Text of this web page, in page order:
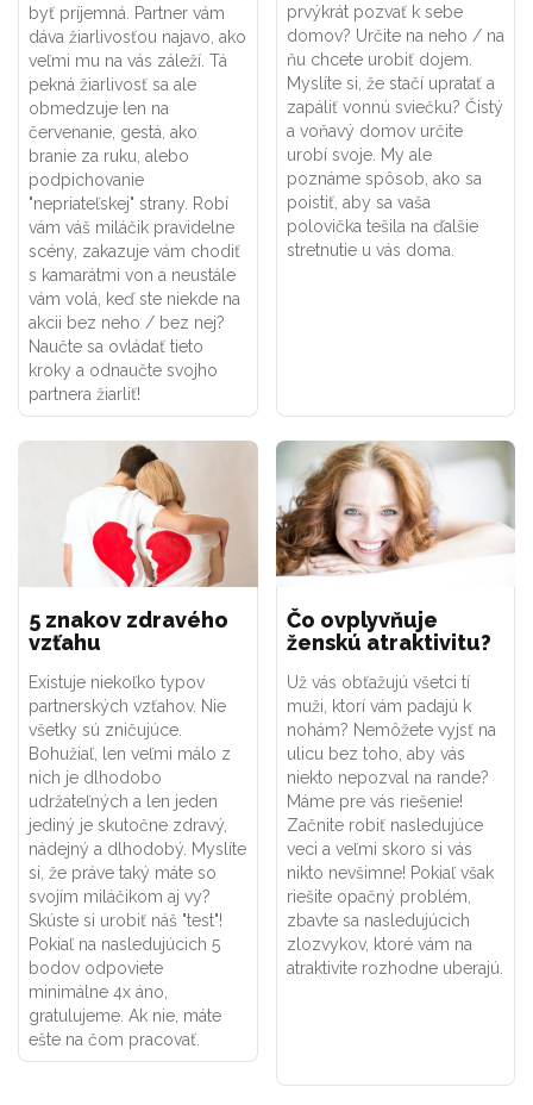
byť príjemná. Partner vám
dáva žiarlivosťou najavo, ako
veľmi mu na vás záleží. Tá
pekná žiarlivosť sa ale
obmedzuje len na
červenanie, gestá, ako
branie za ruku, alebo
podpichovanie
"nepriateľskej" strany. Robí
vám váš miláčik pravidelne
scény, zakazuje vám chodiť
s kamarátmi von a neustále
vám volá, keď ste niekde na
akcii bez neho / bez nej?
Naučte sa ovládať tieto
kroky a odnaučte svojho
partnera žiarliť!
prvýkrát pozvať k sebe
domov? Určite na neho / na
ňu chcete urobiť dojem.
Myslíte si, že stačí upratať a
zapáliť vonnú sviečku? Čistý
a voňavý domov určite
urobí svoje. My ale
poznáme spôsob, ako sa
poistiť, aby sa vaša
polovička tešila na ďalšie
stretnutie u vás doma.
5 znakov zdravého
vzťahu
Existuje niekoľko typov
partnerských vzťahov. Nie
všetky sú zničujúce.
Bohužiaľ, len veľmi málo z
nich je dlhodobo
udržateľných a len jeden
jediný je skutočne zdravý,
nádejný a dlhodobý. Myslíte
si, že práve taký máte so
svojím miláčikom aj vy?
Skúste si urobiť náš "test"!
Pokiaľ na nasledujúcich 5
bodov odpoviete
minimálne 4x áno,
gratulujeme. Ak nie, máte
ešte na čom pracovať.
Čo ovplyvňuje
ženskú atraktivitu?
Už vás obťažujú všetci tí
muži, ktorí vám padajú k
nohám? Nemôžete vyjsť na
ulicu bez toho, aby vás
niekto nepozval na rande?
Máme pre vás riešenie!
Začnite robiť nasledujúce
veci a veľmi skoro si vás
nikto nevšimne! Pokiaľ však
riešite opačný problém,
zbavte sa nasledujúcich
zlozvykov, ktoré vám na
atraktivite rozhodne uberajú.